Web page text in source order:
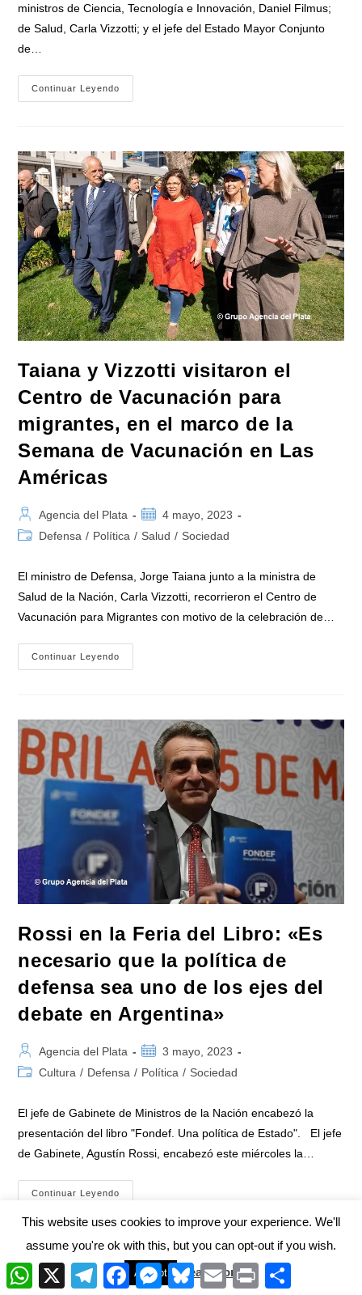
ministros de Ciencia, Tecnología e Innovación, Daniel Filmus;
de Salud, Carla Vizzotti; y el jefe del Estado Mayor Conjunto
de…
Continuar Leyendo
La
Y
Vizzotti
Se
Dio
Por
Finalizada
La
Campaña
Antártica
De
Verano
2022-
2023
Taiana y Vizzotti visitaron el
Centro de Vacunación para
migrantes, en el marco de la
Semana de Vacunación en Las
Américas
Autor
de
Agencia del Plata
Publicación
de
4 mayo, 2023
Categoría
la
Defensa / Política / Salud / Sociedad
El ministro de Defensa, Jorge Taiana junto a la ministra de
Salud de la Nación, Carla Vizzotti, recorrieron el Centro de
Vacunación para Migrantes con motivo de la celebración de…
Continuar Leyendo
Y
Vacunación
Para
Migrantes,
En
El
La
Semana
Vacunación
Las
Américas
Rossi en la Feria del Libro: «Es
necesario que la política de
defensa sea uno de los ejes del
debate en Argentina»
Autor
de
Agencia del Plata
Publicación
de
3 mayo, 2023
Categoría
entrada:
Cultura / Defensa / Política / Sociedad
El jefe de Gabinete de Ministros de la Nación encabezó la
presentación del libro "Fondef. Una política de Estado". El jefe
de Gabinete, Agustín Rossi, encabezó este miércoles la…
Continuar Leyendo
Feria
Del
Libro:
«Es
Necesario
Que
1 2 3 4 … 13
W
X
T
F
M
B
l
E
m
P
This website uses cookies to improve your experience. We'll
assume you're ok with this, but you can opt-out if you wish.
Accept Read More